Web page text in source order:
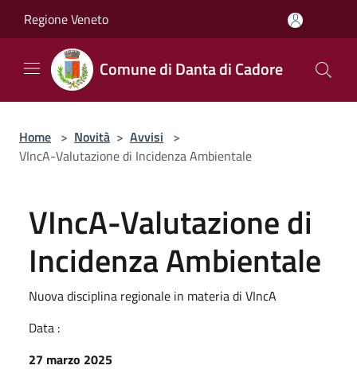
Regione Veneto
Comune di Danta di Cadore
Home > Novità > Avvisi >
VIncA-Valutazione di Incidenza Ambientale
VIncA-Valutazione di
Incidenza Ambientale
Nuova disciplina regionale in materia di VIncA
Data :
27 marzo 2025